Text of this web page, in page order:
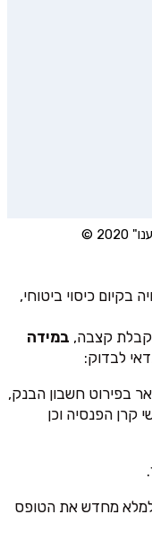
©
כיסוי ביטוחי,
קצבה, במידה
לבדוק:
בפירוט חשבון הבנק,
קרן הפנסיה וכן
למלא מחדש את הטופס